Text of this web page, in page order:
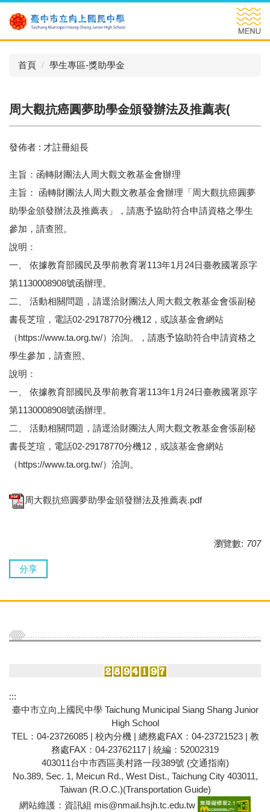
到
首頁 學生專區-獎助學金
周大觀抗癌圓夢助學金頒發辦法及推薦表(
發佈者 : 才註冊組長
主旨：函轉財團法人周大觀文教基金會辦理
主旨： 函轉財團法人周大觀文教基金會辦理「周大觀抗癌圓夢
助學金頒發辦法及推薦表」，請惠予協助符合申請資格之學生
參加，請查照。
說明：
一、 依據教育部國民及學前教育署113年1月24日臺教國署原字
第1130008908號函辦理。
二、 活動相關問題，請逕洽財團法人周大觀文教基金會張副秘
書長芝瑄，電話02-29178770分機12，或該基金會網站
（https://www.ta.org.tw/）洽詢。，請惠予協助符合申請資格之
學生參加，請查照。
說明：
一、 依據教育部國民及學前教育署113年1月24日臺教國署原字
第1130008908號函辦理。
二、 活動相關問題，請逕洽財團法人周大觀文教基金會張副秘
書長芝瑄，電話02-29178770分機12，或該基金會網站
（https://www.ta.org.tw/）洽詢。
周大觀抗癌圓夢助學金頒發辦法及推薦表.pdf
瀏覽數: 707
分享
:::
臺中市立向上國民中學 Taichung Municipal Siang Shang Junior
High School
TEL：04-23726085 | 校內分機| 總務處FAX：04-23721523 | 教
務處FAX：04-23762117 | 統編：52002319
403011台中市西區美村路一段389號 (交通指南)
No.389, Sec. 1, Meicun Rd., West Dist., Taichung City 403011,
Taiwan (R.O.C.)(Transportation Guide)
網站維護：資訊組 mis@nmail.hsjh.tc.edu.tw